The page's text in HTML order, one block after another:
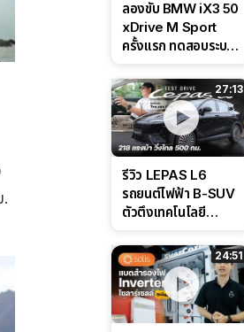
.
ลองขับ BMW iX3 50
xDrive M Sport
ครั้งแรก ทดสอบระบบ
Performance แบบ
จัดเต็มในสนาม
27:13
รีวิว LEPAS L6
รถยนต์ไฟฟ้า B-SUV
ตัวตึงเทคโนโลยี
ล่างหนึบ ลุ้นราคา 7
แสนต้น
24:51